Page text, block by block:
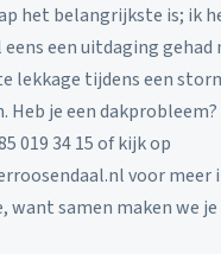
het belangrijkste is; ik
een uitdaging gehad
lekkage tijdens een
Heb je een
019 34 15 of kijk op
voor meer
want samen maken we